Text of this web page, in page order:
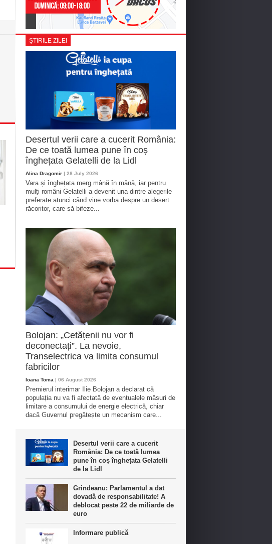
ȘTIRILE ZILEI
Desertul verii care a cucerit România:
De ce toată lumea pune în coș
înghețata Gelatelli de la Lidl
Alina Dragomir | 28 July 2026
Vara și înghețata merg mână în mână, iar pentru
mulți români Gelatelli a devenit una dintre alegerile
preferate atunci când vine vorba despre un desert
răcoritor, care să bifeze...
Bolojan: „Cetățenii nu vor fi
deconectați”. La nevoie,
Transelectrica va limita consumul
fabricilor
Ioana Toma | 06 August 2026
Premierul interimar Ilie Bolojan a declarat că
populația nu va fi afectată de eventualele măsuri de
limitare a consumului de energie electrică, chiar
dacă Guvernul pregătește un mecanism care...
Desertul verii care a cucerit
România: De ce toată lumea
pune în coș înghețata Gelatelli
de la Lidl
Grindeanu: Parlamentul a dat
dovadă de responsabilitate! A
deblocat peste 22 de miliarde de
euro
Informare publică